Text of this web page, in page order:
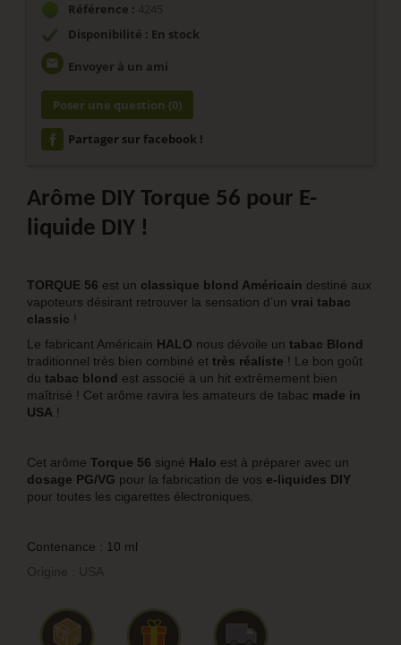
Référence : 4245
Disponibilité : En stock
email Envoyer à un ami
Poser une question (0)
Partager sur facebook !
Arôme DIY Torque 56 pour E-
liquide DIY !
TORQUE 56 est un classique blond Américain destiné aux
vapoteurs désirant retrouver la sensation d’un vrai tabac
classic !
Le fabricant Américain HALO nous dévoile un tabac Blond
traditionnel très bien combiné et très réaliste ! Le bon goût
du tabac blond est associé à un hit extrêmement bien
maîtrisé ! Cet arôme ravira les amateurs de tabac made in
USA !
Cet arôme Torque 56 signé Halo est à préparer avec un
dosage PG/VG pour la fabrication de vos e-liquides DIY
pour toutes les cigarettes électroniques.
Contenance : 10 ml
Origine : USA